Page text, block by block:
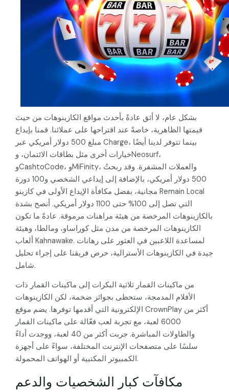
بشكل عام، لا أثق عادةً بأحدث مواقع الكازينوهات من حيث
قيمتها الظاهرية، خاصةً عند اقتراحها على عملائنا. قمنا بإيداع
مبلغ 500 دولار أمريكي عبر Charge، بينما تتوفر لدينا أيضًا
خيارات أخرى مثل بطاقات الائتمان، وNeosurf،
وCashtoCode، وMiFinity، والعملات المشفرة. وقد ربحتُ
500 دولار أمريكي، بالإضافة إلى إيداعي الشخصي و100 دورة
مجانية، بفضل مكافأة الإيداع الأولى في كازينو Remain Local
التي تصل إلى 100% حتى 1100 دولار أمريكي. أنصح بشدة
بالكازينوهات المرخصة من هيئة مراهنات مرموقة. عادةً ما تكون
الكازينوهات المرخصة من مدن مثل كوراساو، ومالطا، وهيئة
ألعاب Kahnawake. لمساعدة اللاعبين في العثور على رهانات
جيدة في الكازينوهات الأسترالية، حرص فريقنا على إجراء تحليل
شامل.
من ماكينات القمار ثلاثية البكرات إلى ماكينات القمار ذات
الأفلام المدمجة، ستحظى بجوائز ضخمة، لكن الكازينوهات
الإلكترونية التي أقدمها توفرها. يضم موقع CrownPlay أكثر من
6000 لعبة، مع تجربة لعب فعّالة على ماكينات القمار
والطاولات المباشرة. جربت أكثر من 40 لعبة، ووجدت أداءً
سلسًا على متصفحات الإنترنت المختلفة، سواءً على أجهزة
الكمبيوتر المكتبية أو الهواتف المحمولة.
مكافآت كبار الشخصيات والدعم